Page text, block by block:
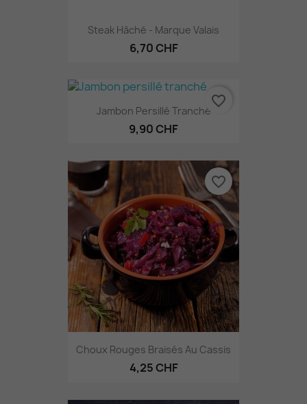
Steak Hâché - Marque Valais
6,70 CHF
Jambon Persillé Tranché
9,90 CHF
favorite_border
Choux Rouges Braisés Au Cassis
4,25 CHF
favorite_border